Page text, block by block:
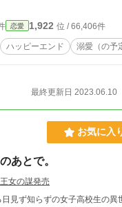
恋愛 1,922 位 / 66,406件
ハッピーエンド 溺愛（の予
最終更新日 2023.06.10
お気に入
あとで。
女の謀発売
見ず知らずの女子高校生の異